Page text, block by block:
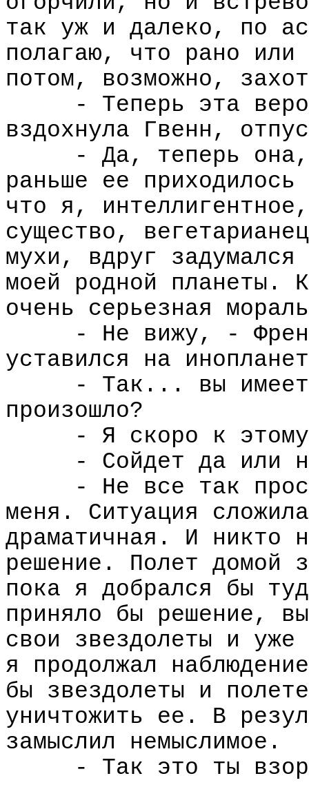
так уж и далеко, по
полагаю, что рано
потом, возможно,
- Теперь эта
вздохнула Гвенн,
- Да, теперь
раньше ее
что я,
существо,
мухи, вдруг задумался
моей родной планеты.
очень серьезная
- Не вижу, -
уставился на
- Так... вы
произошло?
- Я скоро к
- Сойдет да или
- Не все так
меня. Ситуация
драматичная. И никто
решение. Полет домой
пока я добрался бы
приняло бы решение,
свои звездолеты и
я продолжал
бы звездолеты и
уничтожить ее. В
замыслил немыслимое.
- Так это ты